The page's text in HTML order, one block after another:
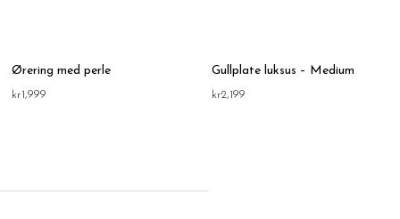
Ørering med perle
kr1,999
Gullplate luksus – Medium
kr2,199